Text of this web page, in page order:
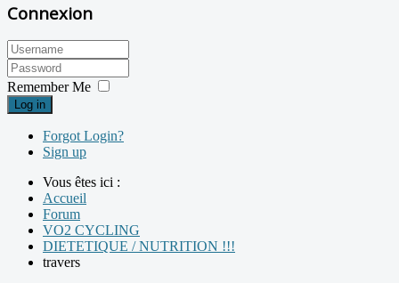
Connexion
Remember Me
Log in
Forgot Login?
Sign up
Vous êtes ici :
Accueil
Forum
VO2 CYCLING
DIETETIQUE / NUTRITION !!!
travers